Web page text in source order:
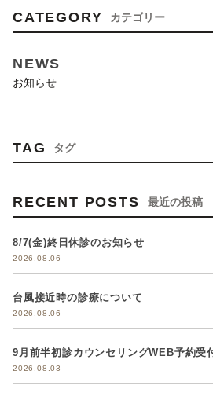
CATEGORY カテゴリー
NEWS
お知らせ
TAG タグ
RECENT POSTS 最近の投稿
8/7(金)終日休診のお知らせ
2026.08.06
台風接近時の診療について
2026.08.06
9月前半初診カウンセリングWEB予約受
2026.08.03